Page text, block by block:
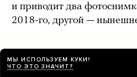
и приводит два
2018-го, другой —
МЫ ИСПОЛЬЗУЕМ КУКИ!
ЧТО ЭТО ЗНАЧИТ?